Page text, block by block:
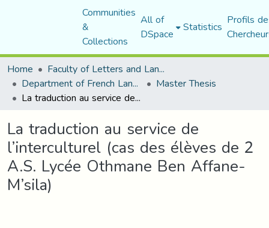
Communities
&
Collections
All of
DSpace Statistics Profils
Home
Faculty of Letters and Languages
Department of French Language and Literature Master Thesis
La traduction au service de l’interculturel (cas des élèves de 2 A.S. Lycée Othmane Ben Affane- M’sila)
La traduction au service de
l’interculturel (cas des élèves de 2
A.S. Lycée Othmane Ben Affane-
M’sila)